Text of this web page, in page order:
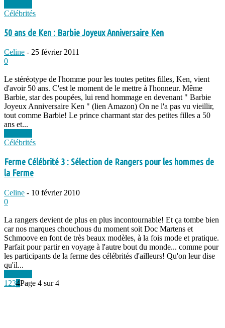
Célébrités
50 ans de Ken : Barbie Joyeux Anniversaire Ken
Celine - 25 février 2011
0
Le stéréotype de l'homme pour les toutes petites filles, Ken, vient
d'avoir 50 ans. C'est le moment de le mettre à l'honneur. Même
Barbie, star des poupées, lui rend hommage en devenant " Barbie
Joyeux Anniversaire Ken " (lien Amazon) On ne l'a pas vu vieillir,
tout comme Barbie! Le prince charmant star des petites filles a 50
ans et...
Célébrités
Ferme Célébrité 3 : Sélection de Rangers pour les hommes de
la Ferme
Celine - 10 février 2010
0
La rangers devient de plus en plus incontournable! Et ça tombe bien
car nos marques chouchous du moment soit Doc Martens et
Schmoove en font de très beaux modèles, à la fois mode et pratique.
Parfait pour partir en voyage à l'autre bout du monde... comme pour
les participants de la ferme des célébrités d'ailleurs! Qu'on leur dise
qu'il...
1 234Page 4 sur 4